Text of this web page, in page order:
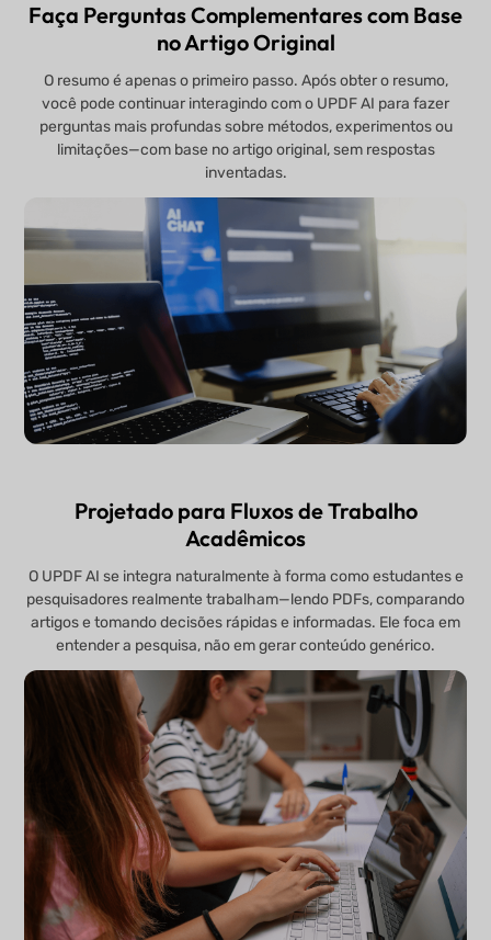
Faça Perguntas Complementares com Base
no Artigo Original
O resumo é apenas o primeiro passo. Após obter o resumo,
você pode continuar interagindo com o UPDF AI para fazer
perguntas mais profundas sobre métodos, experimentos ou
limitações—com base no artigo original, sem respostas
inventadas.
Projetado para Fluxos de Trabalho
Acadêmicos
O UPDF AI se integra naturalmente à forma como estudantes e
pesquisadores realmente trabalham—lendo PDFs, comparando
artigos e tomando decisões rápidas e informadas. Ele foca em
entender a pesquisa, não em gerar conteúdo genérico.